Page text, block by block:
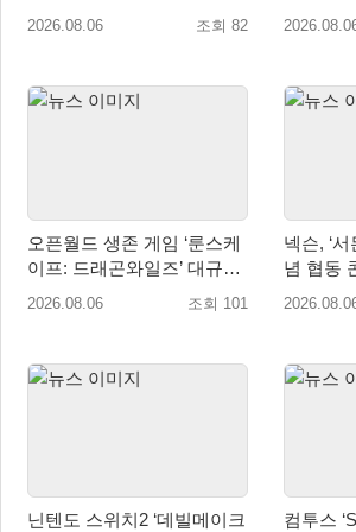
버 다이즈’ 패키지판 예약판
2026.08.06 조회 82
트’ 출시
오픈월드 생존 게임 ‘룬스케
이프: 드래곤와일즈’ 대규모
유저 편의성 개선 및 사이드
2026.08.06 조회 101
넥슨, ‘
념 협동
업데이트
닌텐도 스위치2 ‘데빌메이크
컴투스